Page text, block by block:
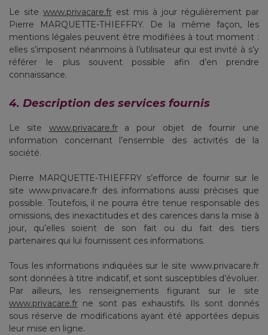
Le site www.privacare.fr est mis à jour régulièrement par
Pierre MARQUETTE-THIEFFRY. De la même façon, les
mentions légales peuvent être modifiées à tout moment :
elles s’imposent néanmoins à l’utilisateur qui est invité à s’y
référer le plus souvent possible afin d’en prendre
connaissance.
4. Description des services fournis
Le site www.privacare.fra pour objet de fournir une
information concernant l’ensemble des activités de la
société.
Pierre MARQUETTE-THIEFFRY s’efforce de fournir sur le
site www.privacare.fr des informations aussi précises que
possible. Toutefois, il ne pourra être tenue responsable des
omissions, des inexactitudes et des carences dans la mise à
jour, qu’elles soient de son fait ou du fait des tiers
partenaires qui lui fournissent ces informations.
Tous les informations indiquées sur le site www.privacare.fr
sont données à titre indicatif, et sont susceptibles d’évoluer.
Par ailleurs, les renseignements figurant sur le site
www.privacare.fr ne sont pas exhaustifs. Ils sont donnés
sous réserve de modifications ayant été apportées depuis
leur mise en ligne.